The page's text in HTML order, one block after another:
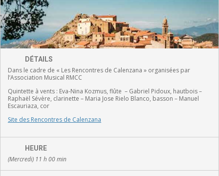
DÉTAILS
Dans le cadre de « Les Rencontres de Calenzana » organisées par
l’Association Musical RMCC
Quintette à vents : Eva-Nina Kozmus, flûte – Gabriel Pidoux, hautbois –
Raphaël Sévère, clarinette – Maria Jose Rielo Blanco, basson – Manuel
Escauriaza, cor
Site des Rencontres de Calenzana
HEURE
(Mercredi) 11 h 00 min